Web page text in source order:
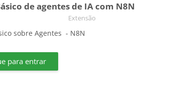
de agentes de IA com N8N
Categoria do curso
Extensão
sobre Agentes - N8N
para entrar